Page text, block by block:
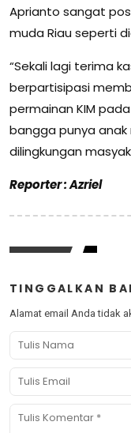
Aprianto sangat
muda Riau seperti
“Sekali lagi terima
berpartisipasi
permainan KIM
bangga punya
dilingkungan
Reporter : Azriel
TINGGALKAN
Alamat email Anda tidak